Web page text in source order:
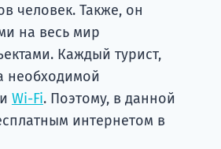
человек. Также, он
на весь мир
Каждый турист,
необходимой
Wi-Fi. Поэтому, в данной
интернетом в